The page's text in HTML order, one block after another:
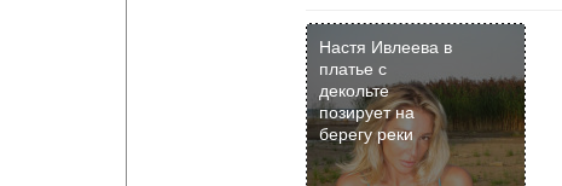
Настя Ивлеева в
платье с
декольте
позирует на
берегу реки